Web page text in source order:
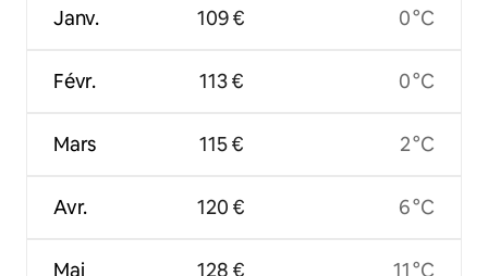
Janv.
Févr.
Mars
Avr.
Mai
109 €
113 €
115 €
120 €
128 €
0 °C
0 °C
2 °C
6 °C
11 °C